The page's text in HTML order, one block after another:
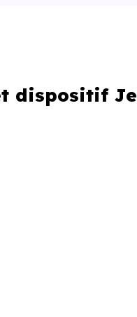
sur un zonage
dispositif